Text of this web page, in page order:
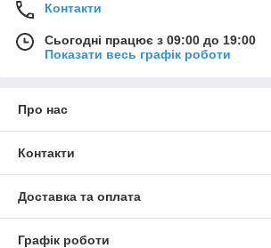
Контакти
Сьогодні працює з 09:00 до 19:00
Показати весь графік роботи
Про нас
Контакти
Доставка та оплата
Графік роботи